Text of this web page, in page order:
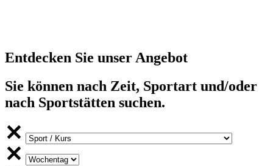
Entdecken Sie unser Angebot
Sie können nach Zeit, Sportart und/oder
nach Sportstätten suchen.